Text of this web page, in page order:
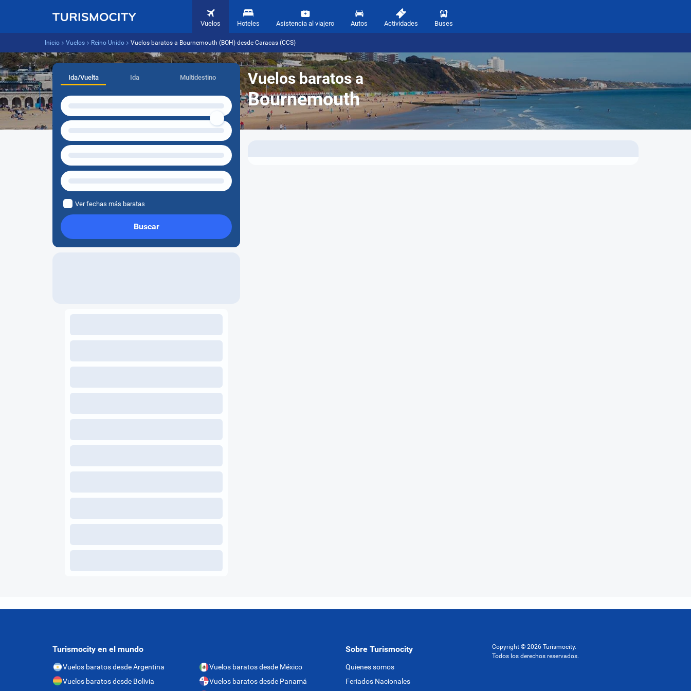
Vuelos Hoteles Asistencia al viajero Autos Actividades Buses
Inicio Vuelos Reino Unido Vuelos baratos a Bournemouth (BOH) desde Caracas (CCS)
Vuelos baratos a
Bournemouth
Ida/Vuelta Ida Multidestino
Ver fechas más baratas
Buscar
Turismocity en el mundo
Vuelos baratos desde Argentina
Vuelos baratos desde Bolivia
Vuelos baratos desde México
Vuelos baratos desde Panamá
Sobre Turismocity
Quienes somos
Feriados Nacionales
Copyright © 2026 Turismocity.
Todos los derechos reservados.